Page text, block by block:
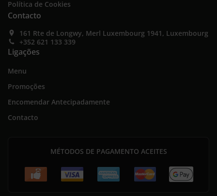
Política de Cookies
Contacto
161 Rte de Longwy, Merl Luxembourg 1941, Luxembourg
+352 621 133 339
Ligações
Menu
Promoções
Encomendar Antecipadamente
Contacto
MÉTODOS DE PAGAMENTO ACEITES